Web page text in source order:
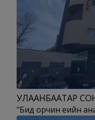
УЛААНБААТАР
"Бид орчин үеийн